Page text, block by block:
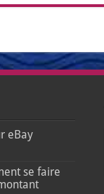
eBay
se faire